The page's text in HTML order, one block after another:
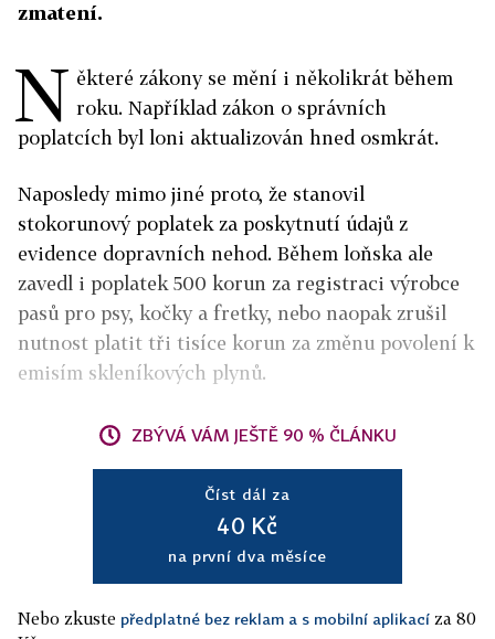
zmatení.
N ěkteré zákony se mění i několikrát během
roku. Například zákon o správních
poplatcích byl loni aktualizován hned osmkrát.
Naposledy mimo jiné proto, že stanovil
stokorunový poplatek za poskytnutí údajů z
evidence dopravních nehod. Během loňska ale
zavedl i poplatek 500 korun za registraci výrobce
pasů pro psy, kočky a fretky, nebo naopak zrušil
nutnost platit tři tisíce korun za změnu povolení k
emisím skleníkových plynů.
ZBÝVÁ VÁM JEŠTĚ 90 % ČLÁNKU
Číst dál za
40 Kč
na první dva měsíce
Nebo zkuste předplatné bez reklam a s mobilní aplikací za 80